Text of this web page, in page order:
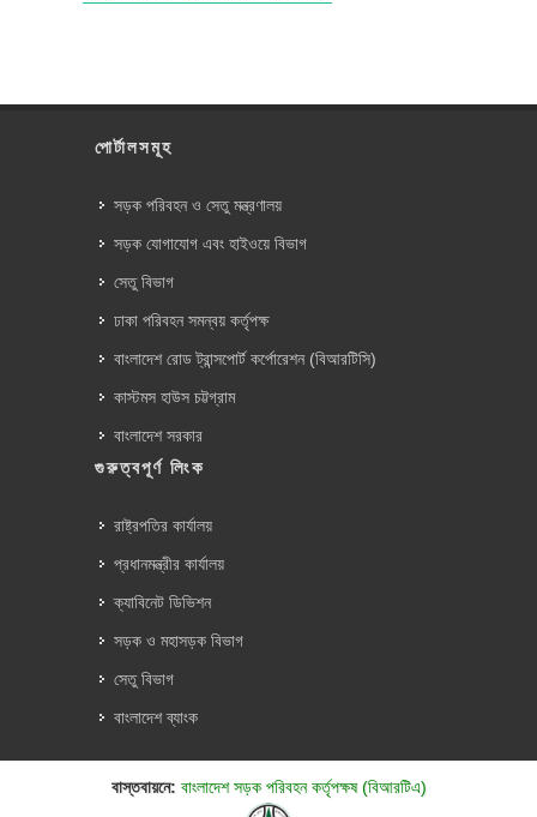
পোর্টালসমূহ
সড়ক পরিবহন ও সেতু মন্ত্রণালয়
সড়ক যোগাযোগ এবং হাইওয়ে বিভাগ
সেতু বিভাগ
ঢাকা পরিবহন সমন্বয় কর্তৃপক্ষ
বাংলাদেশ রোড ট্রান্সপোর্ট কর্পোরেশন (বিআরটিসি)
কাস্টমস হাউস চট্টগ্রাম
বাংলাদেশ সরকার
গুরুত্বপূর্ণ লিংক
রাষ্ট্রপতির কার্যালয়
প্রধানমন্ত্রীর কার্যালয়
ক্যাবিনেট ডিভিশন
সড়ক ও মহাসড়ক বিভাগ
সেতু বিভাগ
বাংলাদেশ ব্যাংক
বাস্তবায়নে: বাংলাদেশ সড়ক পরিবহন কর্তৃপক্ষ (বিআরটিএ)